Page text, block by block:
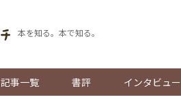
本を知る。本で知る。
記事一覧 書評 インタビュー